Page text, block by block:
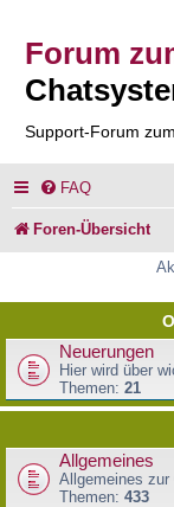
Forum
Support-Forum
FAQ
Foren-Übersicht
Neuerungen
Hier wird über
Themen: 21
Allgemeines
Allgemeines zur
Themen: 433